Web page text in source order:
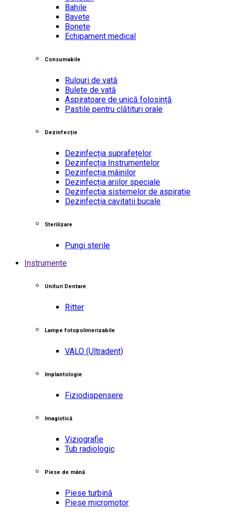
Bahile
Bavete
Bonete
Echipament medical
Consumabile
Rulouri de vată
Bulete de vată
Aspiratoare de unică folosință
Pastile pentru clătituri orale
Dezinfecție
Dezinfecția suprafețelor
Dezinfecția Instrumentelor
Dezinfecția mâinilor
Dezinfecția ariilor speciale
Dezinfectia sistemelor de aspiratie
Dezinfecția cavitatii bucale
Sterilizare
Pungi sterile
Instrumente
Unituri Dentare
Ritter
Lampe fotopolimerizabile
VALO (Ultradent)
Implantologie
Fiziodispensere
Imagistică
Viziografie
Tub radiologic
Piese de mână
Piese turbină
Piese micromotor